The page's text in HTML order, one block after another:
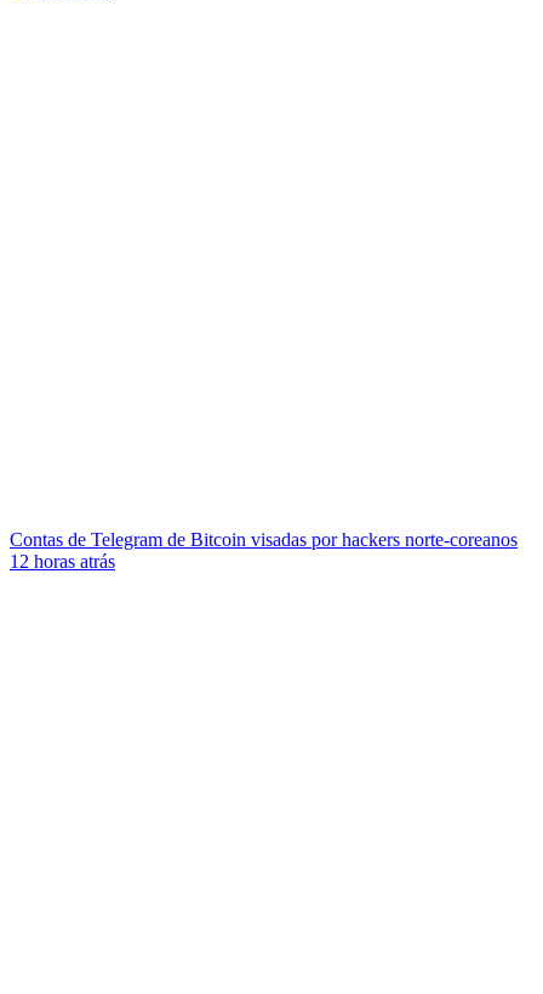
Contas de Telegram de Bitcoin visadas por hackers norte-coreanos
12 horas atrás